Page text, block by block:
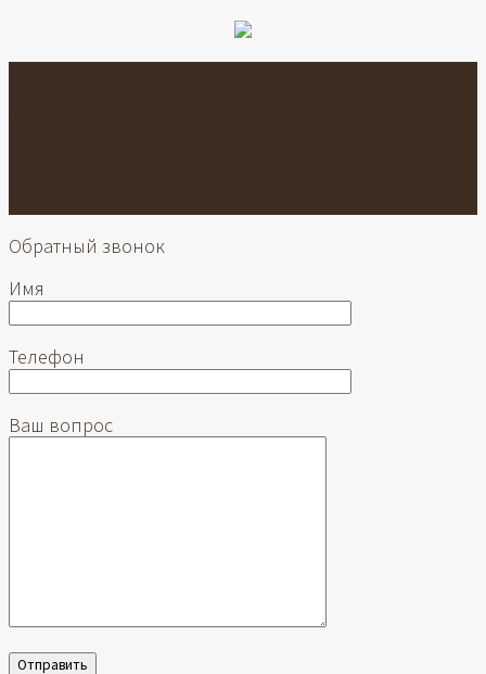
Обратный звонок
Имя
Телефон
Ваш вопрос